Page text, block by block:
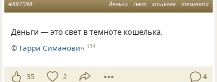
деньги свет кошелек темнота
#887098
Деньги — это свет в темноте кошелька.
© Гарри Симанович 134
35 2 4